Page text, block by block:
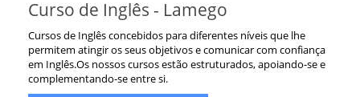
Curso de Inglês - Lamego
Cursos de Inglês concebidos para diferentes níveis que lhe
permitem atingir os seus objetivos e comunicar com confiança
em Inglês.Os nossos cursos estão estruturados, apoiando-se e
complementando-se entre si.